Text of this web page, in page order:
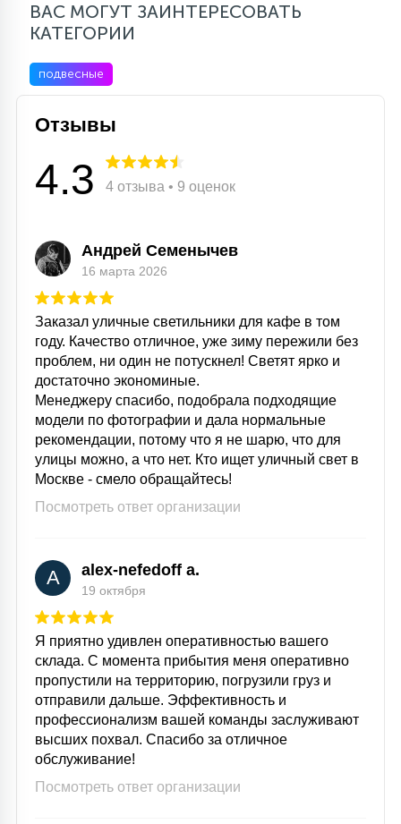
ВАС МОГУТ ЗАИНТЕРЕСОВАТЬ
КАТЕГОРИИ
подвесные
Отзывы
4.3 4 отзыва • 9 оценок
Андрей Семенычев
16 марта 2026
Заказал уличные светильники для кафе в том
году. Качество отличное, уже зиму пережили без
проблем, ни один не потускнел! Светят ярко и
достаточно экономиные.
Менеджеру спасибо, подобрала подходящие
модели по фотографии и дала нормальные
рекомендации, потому что я не шарю, что для
улицы можно, а что нет. Кто ищет уличный свет в
Москве - смело обращайтесь!
Посмотреть ответ организации
A alex-nefedoff a.
19 октября
Я приятно удивлен оперативностью вашего
склада. С момента прибытия меня оперативно
пропустили на территорию, погрузили груз и
отправили дальше. Эффективность и
профессионализм вашей команды заслуживают
высших похвал. Спасибо за отличное
обслуживание!
Посмотреть ответ организации